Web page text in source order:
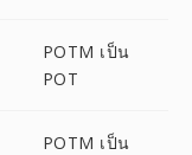
POTM เป็น
POT
POTM เป็น